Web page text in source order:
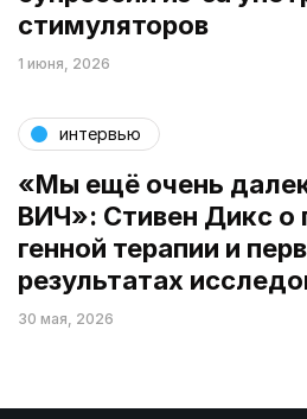
стимуляторов
1 июня, 2026
интервью
«Мы ещё очень
ВИЧ»: Стивен Дикс о
генной терапии и
результатах
30 мая, 2026